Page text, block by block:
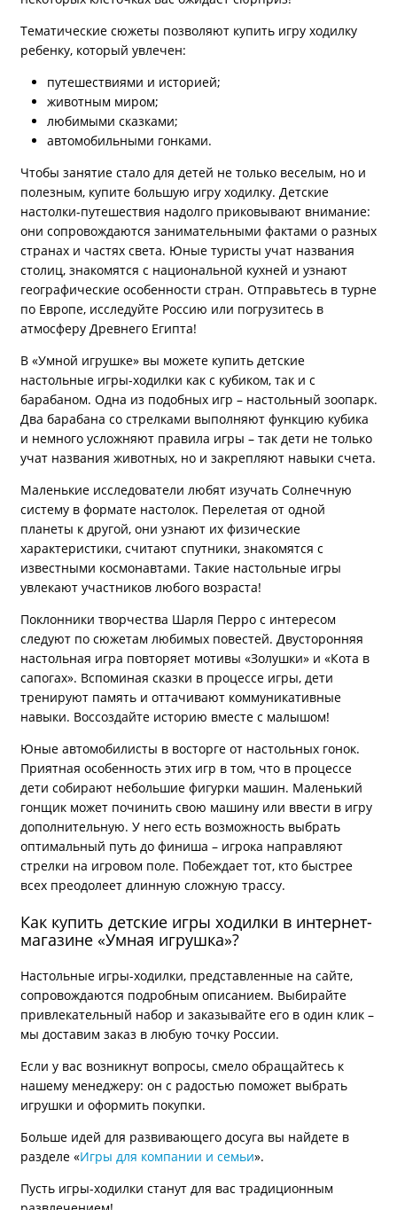
Тематические сюжеты позволяют купить игру ходилку
ребенку, который увлечен:
путешествиями и историей;
животным миром;
любимыми сказками;
автомобильными гонками.
Чтобы занятие стало для детей не только веселым, но и
полезным, купите большую игру ходилку. Детские
настолки-путешествия надолго приковывают внимание:
они сопровождаются занимательными фактами о разных
странах и частях света. Юные туристы учат названия
столиц, знакомятся с национальной кухней и узнают
географические особенности стран. Отправьтесь в турне
по Европе, исследуйте Россию или погрузитесь в
атмосферу Древнего Египта!
В «Умной игрушке» вы можете купить детские
настольные игры-ходилки как с кубиком, так и с
барабаном. Одна из подобных игр – настольный зоопарк.
Два барабана со стрелками выполняют функцию кубика
и немного усложняют правила игры – так дети не только
учат названия животных, но и закрепляют навыки счета.
Маленькие исследователи любят изучать Солнечную
систему в формате настолок. Перелетая от одной
планеты к другой, они узнают их физические
характеристики, считают спутники, знакомятся с
известными космонавтами. Такие настольные игры
увлекают участников любого возраста!
Поклонники творчества Шарля Перро с интересом
следуют по сюжетам любимых повестей. Двусторонняя
настольная игра повторяет мотивы «Золушки» и «Кота в
сапогах». Вспоминая сказки в процессе игры, дети
тренируют память и оттачивают коммуникативные
навыки. Воссоздайте историю вместе с малышом!
Юные автомобилисты в восторге от настольных гонок.
Приятная особенность этих игр в том, что в процессе
дети собирают небольшие фигурки машин. Маленький
гонщик может починить свою машину или ввести в игру
дополнительную. У него есть возможность выбрать
оптимальный путь до финиша – игрока направляют
стрелки на игровом поле. Побеждает тот, кто быстрее
всех преодолеет длинную сложную трассу.
Как купить детские игры ходилки в интернет-
магазине «Умная игрушка»?
Настольные игры-ходилки, представленные на сайте,
сопровождаются подробным описанием. Выбирайте
привлекательный набор и заказывайте его в один клик –
мы доставим заказ в любую точку России.
Если у вас возникнут вопросы, смело обращайтесь к
нашему менеджеру: он с радостью поможет выбрать
игрушки и оформить покупки.
Больше идей для развивающего досуга вы найдете в
разделе «Игры для компании и семьи».
Пусть игры-ходилки станут для вас традиционным